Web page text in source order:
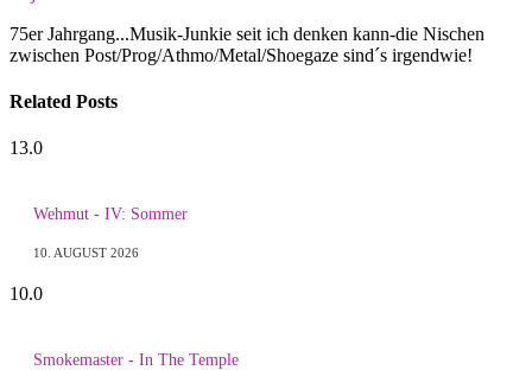
75er Jahrgang...Musik-Junkie seit ich denken kann-die Nischen
zwischen Post/Prog/Athmo/Metal/Shoegaze sind´s irgendwie!
Related Posts
13.0
Wehmut - IV: Sommer
10. AUGUST 2026
10.0
Smokemaster - In The Temple